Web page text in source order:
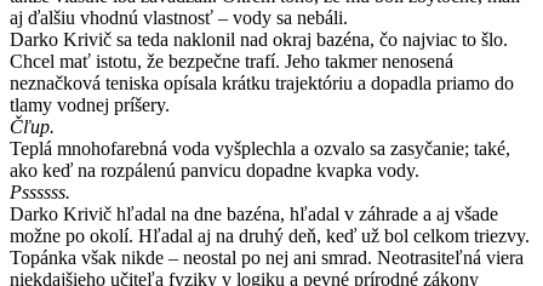
aj ďalšiu vhodnú vlastnosť – vody sa nebáli.
Darko Krivič sa teda naklonil nad okraj bazéna, čo najviac to šlo.
Chcel mať istotu, že bezpečne trafí. Jeho takmer nenosená
neznačková teniska opísala krátku trajektóriu a dopadla priamo do
tlamy vodnej príšery.
Čľup.
Teplá mnohofarebná voda vyšplechla a ozvalo sa zasyčanie; také,
ako keď na rozpálenú panvicu dopadne kvapka vody.
Pssssss.
Darko Krivič hľadal na dne bazéna, hľadal v záhrade a aj všade
možne po okolí. Hľadal aj na druhý deň, keď už bol celkom triezvy.
Topánka však nikde – neostal po nej ani smrad. Neotrasiteľná viera
niekdajšieho učiteľa fyziky v logiku a pevné prírodné zákony